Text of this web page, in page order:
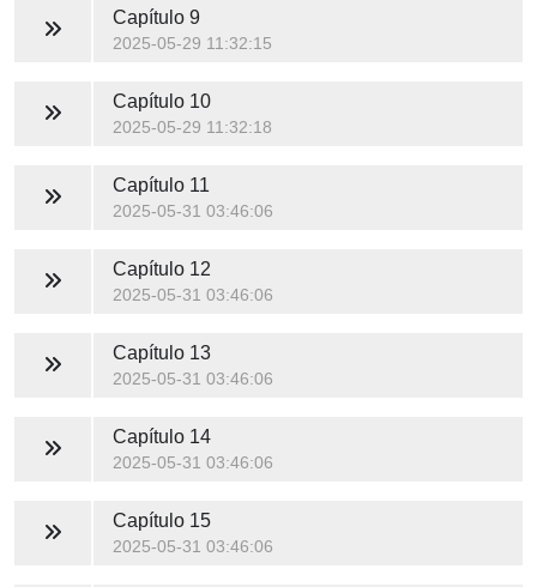
Capítulo 9
2025-05-29 11:32:15
Capítulo 10
2025-05-29 11:32:18
Capítulo 11
2025-05-31 03:46:06
Capítulo 12
2025-05-31 03:46:06
Capítulo 13
2025-05-31 03:46:06
Capítulo 14
2025-05-31 03:46:06
Capítulo 15
2025-05-31 03:46:06